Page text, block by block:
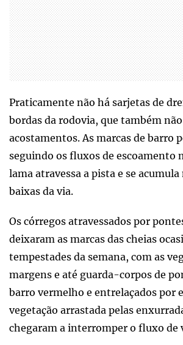
Praticamente não há sarjetas de
bordas da rodovia, que também
acostamentos. As marcas de barro
seguindo os fluxos de escoamento
lama atravessa a pista e se acumula
baixas da via.
Os córregos atravessados por
deixaram as marcas das cheias
tempestades da semana, com as
margens e até guarda-corpos de
barro vermelho e entrelaçados por
vegetação arrastada pelas
chegaram a interromper o fluxo de